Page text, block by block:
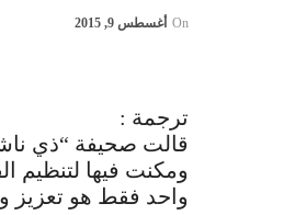
On أغسطس 9, 2015
ترجمة :
قالت صحيفة “ذي
ومكنت فيها
واحد فقط هو تعزيز